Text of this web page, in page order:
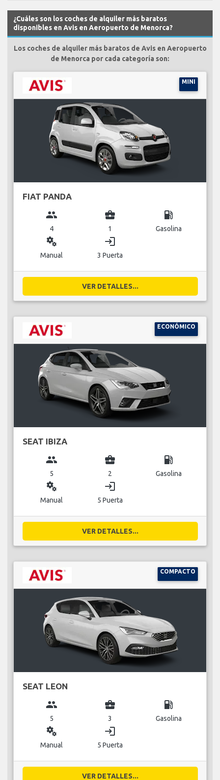
¿Cuáles son los coches de alquiler más baratos
disponibles en Avis en Aeropuerto de Menorca?
Los coches de alquiler más baratos de Avis en Aeropuerto
de Menorca por cada categoría son:
MINI
FIAT PANDA
group
4
business_center
1
local_gas_station
Gasolina
miscellaneous_services
Manual
login
3 Puerta
VER DETALLES...
ECONÓMICO
SEAT IBIZA
group
5
business_center
2
local_gas_station
Gasolina
miscellaneous_services
Manual
login
5 Puerta
VER DETALLES...
COMPACTO
SEAT LEON
group
5
business_center
3
local_gas_station
Gasolina
miscellaneous_services
Manual
login
5 Puerta
VER DETALLES...